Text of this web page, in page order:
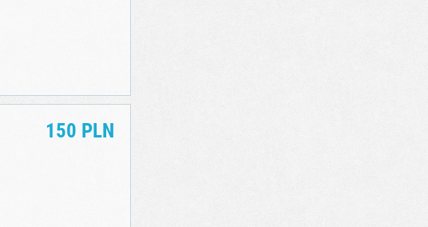
150 PLN